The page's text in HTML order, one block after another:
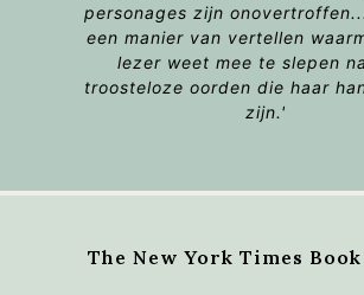
personages zijn
een manier van vertellen
lezer weet mee te slepen
troosteloze oorden die haar
zijn.'
The New York Times